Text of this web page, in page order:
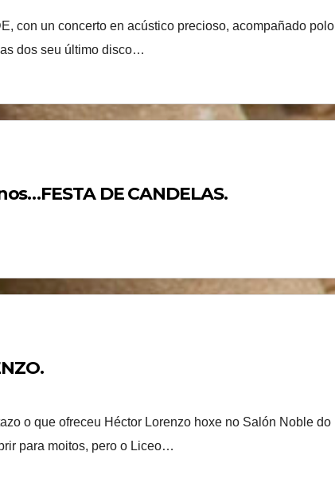
con un concerto en acústico precioso, acompañado polo
dos seu último disco…
DE CANDELAS.
o que ofreceu Héctor Lorenzo hoxe no Salón Noble do
para moitos, pero o Liceo…